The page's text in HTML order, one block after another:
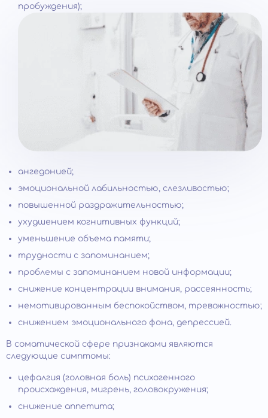
пробуждения);
ангедонией;
эмоциональной лабильностью, слезливостью;
повышенной раздражительностью;
ухудшением когнитивных функций;
уменьшение объема памяти;
трудности с запоминанием;
проблемы с запоминанием новой информации;
снижение концентрации внимания, рассеянность;
немотивированным беспокойством, тревожностью;
снижением эмоционального фона, депрессией.
В соматической сфере признаками являются
следующие симптомы:
цефалгия (головная боль) психогенного
происхождения, мигрень, головокружения;
снижение аппетита;